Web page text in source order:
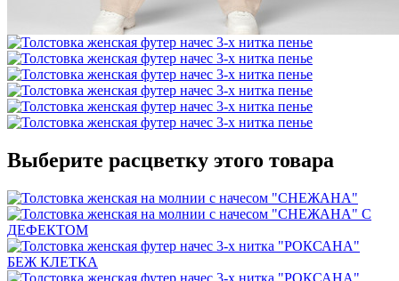
Выберите расцветку этого товара